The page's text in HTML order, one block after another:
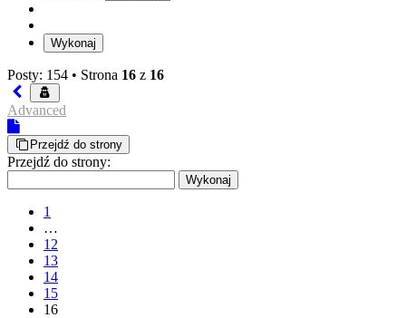
Posty: 154 • Strona 16 z 16
Advanced
Przejdź do strony
Przejdź do strony:
1
…
12
13
14
15
16